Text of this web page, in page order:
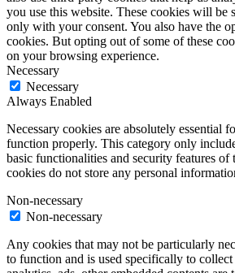
you use this website. These cookies will be
only with your consent. You also have the
cookies. But opting out of some of these
on your browsing experience.
Necessary
Necessary
Always Enabled
Necessary cookies are absolutely essential
function properly. This category only
basic functionalities and security features of
cookies do not store any personal
Non-necessary
Non-necessary
Any cookies that may not be particularly
to function and is used specifically to collect